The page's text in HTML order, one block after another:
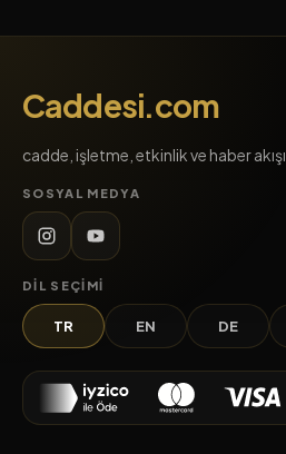
Caddesi.com
cadde, işletme, etkinlik ve haber akışı
SOSYAL MEDYA
DIL SEÇIMI
TR EN DE